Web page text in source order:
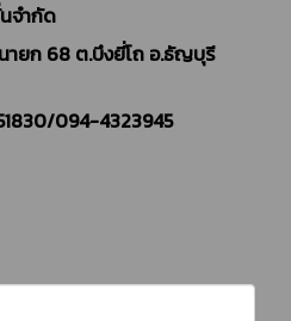
จำกัด
ยก 68 ต.บึงยี่โถ อ.ธัญบุรี
094-4323945